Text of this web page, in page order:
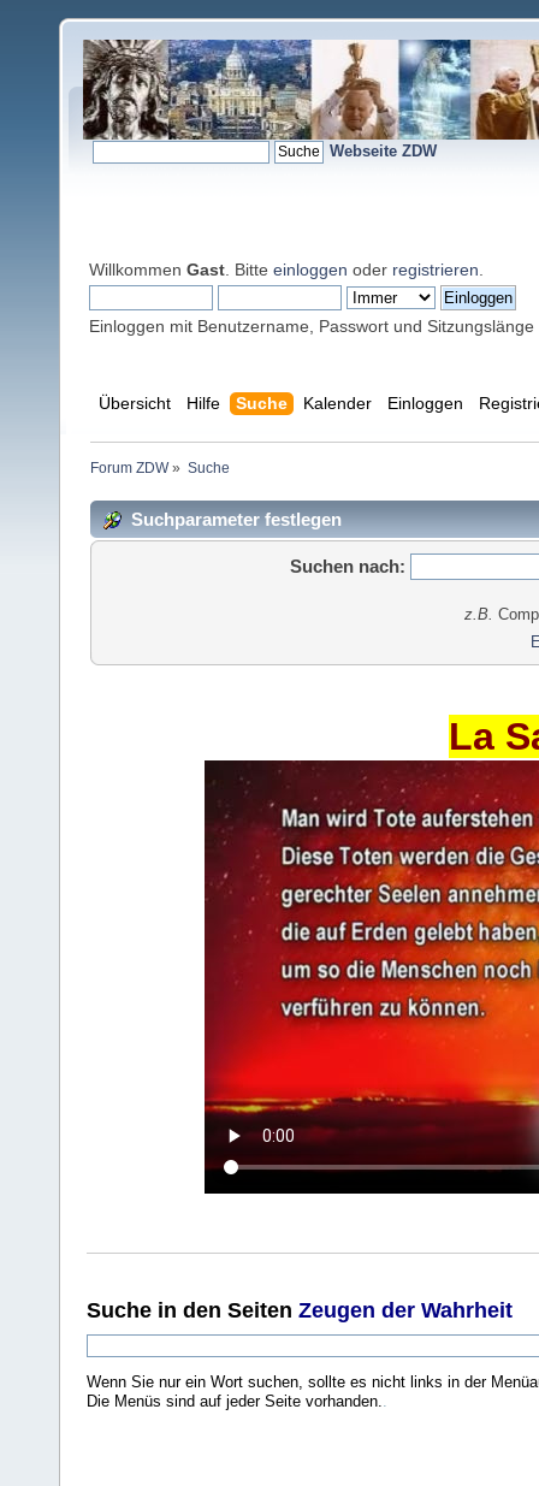
Webseite ZDW
Willkommen Gast . Bitte einloggen oder registrieren
Einloggen mit Benutzername, Passwort und Sitzungslänge
Übersicht Hilfe Suche Kalender Einloggen
Forum ZDW» Suche
Suchparameter festlegen
Suchen nach:
z.B.
La
Suche in den Seiten Zeugen der Wahrheit
Wenn Sie nur ein Wort suchen, sollte es nicht links in der
Die Menüs sind auf jeder Seite vorhanden..